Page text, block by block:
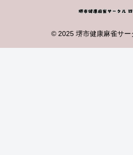
© 2025 堺市健康麻雀サー